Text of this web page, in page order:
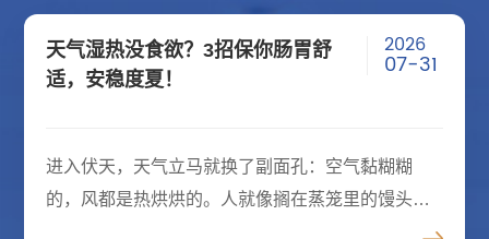
天气湿热没食欲？3招保你肠胃舒
适，安稳度夏！
2026
07-31
进入伏天，天气立马就换了副面孔：空气黏糊糊
的，风都是热烘烘的。人就像搁在蒸笼里的馒头，